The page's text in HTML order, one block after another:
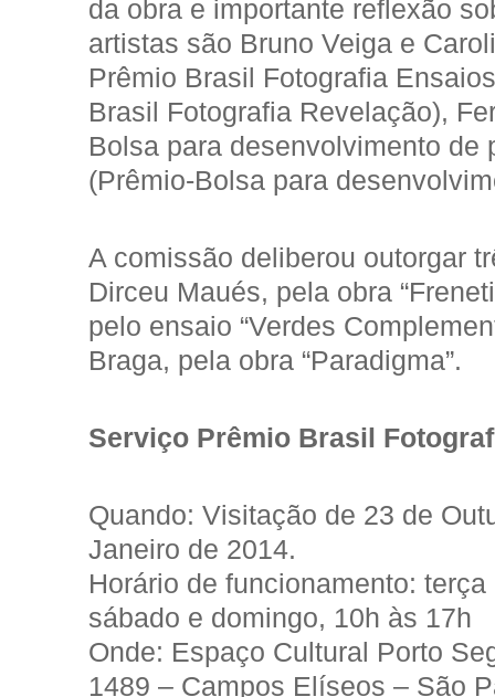
da obra e importante reflexão
artistas são Bruno Veiga e
Prêmio Brasil Fotografia
Brasil Fotografia Revelação),
Bolsa para desenvolvimento de
(Prêmio-Bolsa para
A comissão deliberou outorgar
Dirceu Maués, pela obra
pelo ensaio “Verdes
Braga, pela obra “Paradigma”.
Serviço Prêmio Brasil
Quando: Visitação de 23 de
Janeiro de 2014.
Horário de funcionamento:
sábado e domingo, 10h às 17h
Onde: Espaço Cultural Porto
1489 – Campos Elíseos – São